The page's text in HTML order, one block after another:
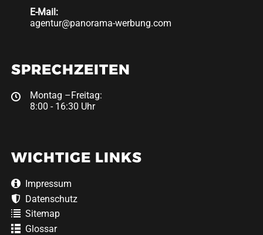
E-Mail:
agentur@panorama-werbung.com
SPRECHZEITEN
Montag –Freitag:
8:00 - 16:30 Uhr
WICHTIGE LINKS
Impressum
Datenschutz
Sitemap
Glossar